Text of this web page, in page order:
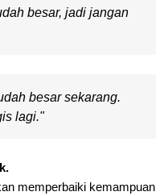
besar, jadi jangan
besar sekarang.
lagi."
memperbaiki kemampuan